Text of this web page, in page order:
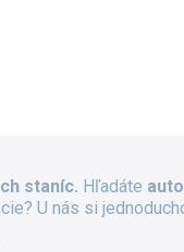
staníc. Hľadáte
U nás si